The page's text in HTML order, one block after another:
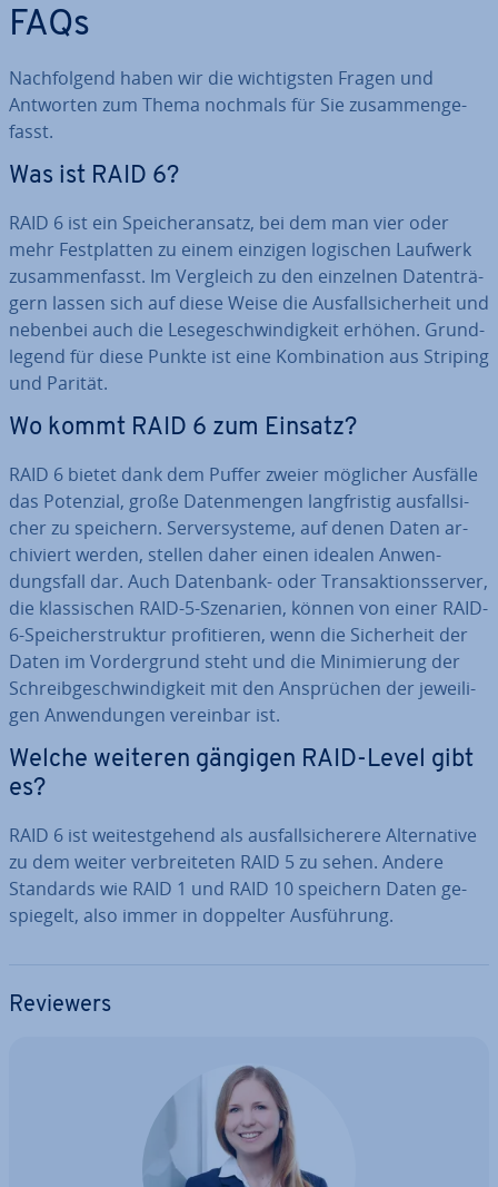
FAQs
Nach­fol­gend haben wir die wich­tigs­ten Fragen und
Antworten zum Thema nochmals für Sie zu­sam­men­ge­
fasst.
Was ist RAID 6?
RAID 6 ist ein Spei­cher­an­satz, bei dem man vier oder
mehr Fest­plat­ten zu einem einzigen logischen Laufwerk
zu­sam­men­fasst. Im Vergleich zu den einzelnen Da­ten­trä­
gern lassen sich auf diese Weise die Aus­fall­si­cher­heit und
nebenbei auch die Le­se­ge­schwin­dig­keit erhöhen. Grund­
le­gend für diese Punkte ist eine Kom­bi­na­ti­on aus Striping
und Parität.
Wo kommt RAID 6 zum Einsatz?
RAID 6 bietet dank dem Puffer zweier möglicher Ausfälle
das Potenzial, große Da­ten­men­gen lang­fris­tig aus­fall­si­
cher zu speichern. Ser­ver­sys­te­me, auf denen Daten ar­
chi­viert werden, stellen daher einen idealen An­wen­
dungs­fall dar. Auch Datenbank- oder Trans­ak­ti­ons­ser­ver,
die klas­si­schen RAID-5-Szenarien, können von einer RAID-
6-Spei­cher­struk­tur pro­fi­tie­ren, wenn die Si­cher­heit der
Daten im Vor­der­grund steht und die Mi­ni­mie­rung der
Schreib­ge­schwin­dig­keit mit den An­sprü­chen der je­wei­li­
gen An­wen­dun­gen vereinbar ist.
Welche weiteren gängigen RAID-Level gibt
es?
RAID 6 ist wei­test­ge­hend als aus­fall­si­che­re­re Al­ter­na­ti­ve
zu dem weiter ver­brei­te­ten RAID 5 zu sehen. Andere
Standards wie RAID 1 und RAID 10 speichern Daten ge­
spie­gelt, also immer in doppelter Aus­füh­rung.
Reviewers